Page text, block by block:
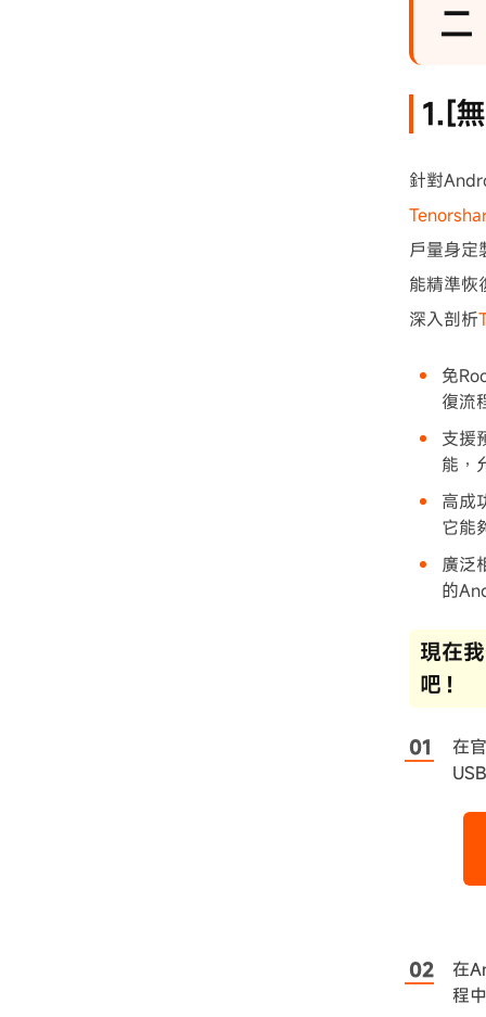
1.[
針對
戶量身定
能精準恢
深入剖析
免
復流
支援
能，
高成
它能
廣泛
的
現在
吧！
在
在
程